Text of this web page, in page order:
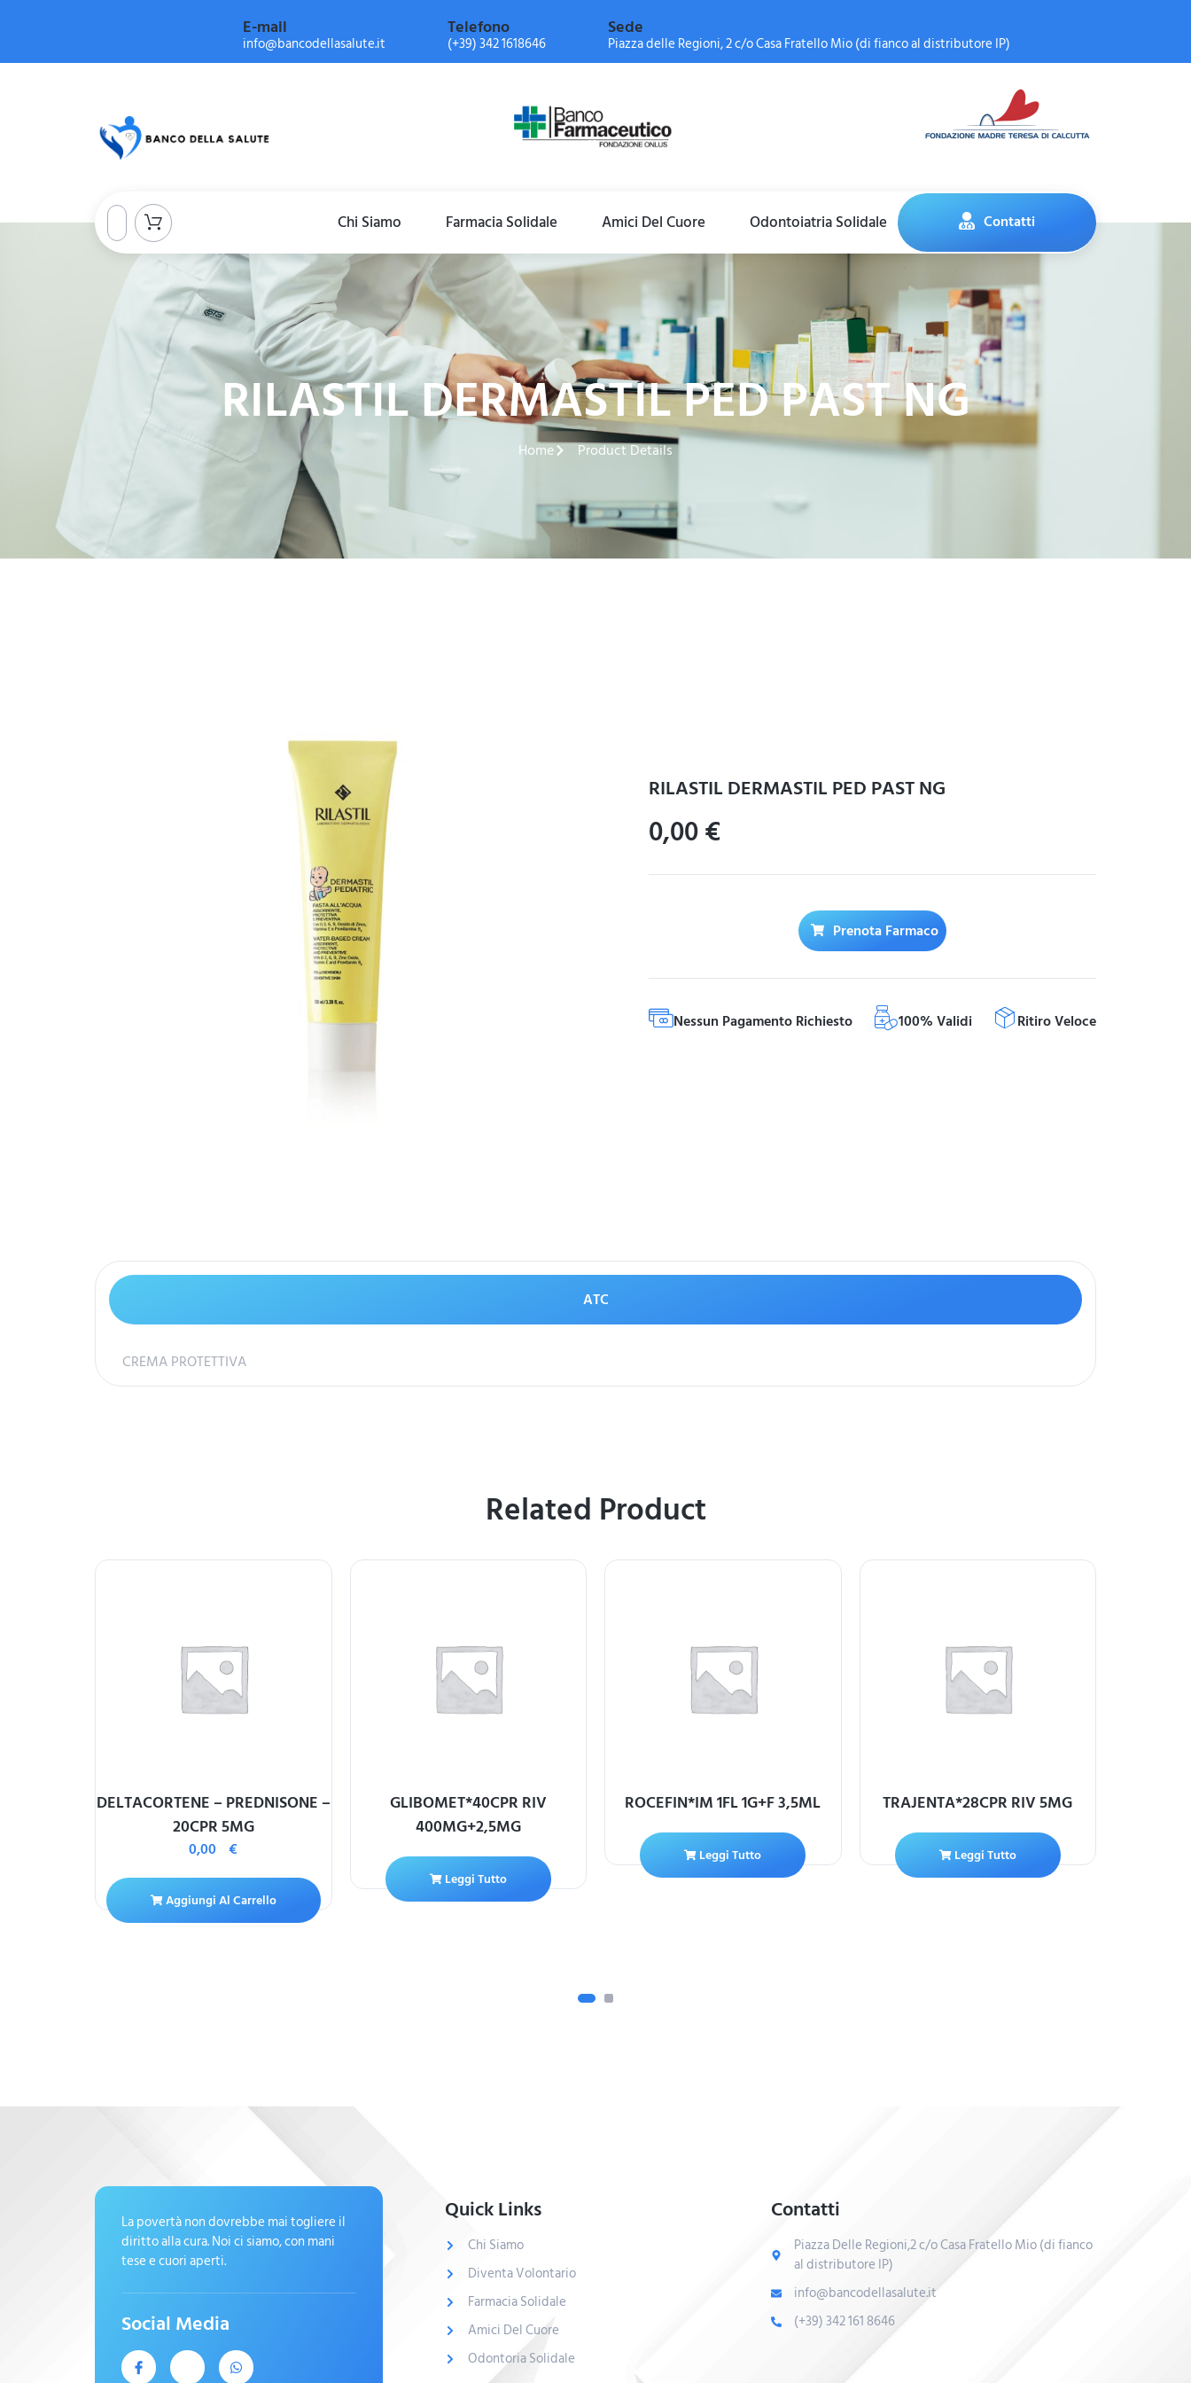
E-mail
info@bancodellasalute.it
Telefono
(+39) 342 1618646
Sede
Piazza delle Regioni, 2 c/o Casa Fratello Mio (di fianco al distributore IP)
Chi Siamo Farmacia Solidale Amici Del Cuore Odontoiatria Solidale Contatti
RILASTIL DERMASTIL PED PAST NG
Home Product Details
RILASTIL DERMASTIL PED PAST NG
0,00€
Prenota Farmaco
Nessun Pagamento Richiesto 100% Validi Ritiro Veloce
ATC
CREMA PROTETTIVA
Related Product
DELTACORTENE – PREDNISONE –
20CPR 5MG
0,00€
Aggiungi Al Carrello
GLIBOMET*40CPR RIV
400MG+2,5MG
Leggi Tutto
ROCEFIN*IM 1FL 1G+F 3,5ML
Leggi Tutto
TRAJENTA*28CPR RIV 5MG
Leggi Tutto
La povertà non dovrebbe mai togliere il
diritto alla cura. Noi ci siamo, con mani
tese e cuori aperti.
Social Media
Quick Links
Chi Siamo
Diventa Volontario
Farmacia Solidale
Amici Del Cuore
Odontoria Solidale
Contatti
Piazza Delle Regioni,2 c/o Casa Fratello Mio (di fianco
al distributore IP)
info@bancodellasalute.it
(+39) 342 161 8646